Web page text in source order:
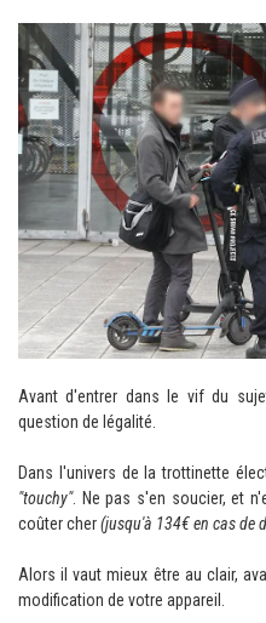
Avant d'entrer dans le vif du
question de légalité.
Dans l'univers de la trottinette
"touchy". Ne pas s'en soucier, et
coûter cher(jusqu'à 134€ en cas de
Alors il vaut mieux être au clair,
modification de votre appareil.